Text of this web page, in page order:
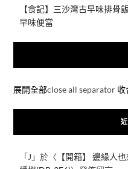
【食記】三沙灣古早味排骨
早味便當
展開全部close all separator 收
「J 」於〈 【開箱】 邊緣人